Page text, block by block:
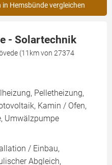
Hemsbünde vergleichen
- Solartechnik
(11km von 27374
Pelletheizung,
Kamin / Ofen,
Umwälzpumpe
/ Einbau,
Abgleich,